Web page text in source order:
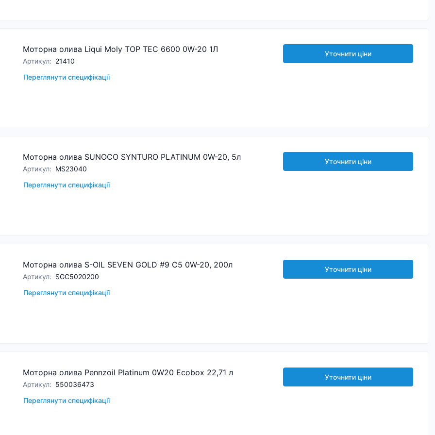
Моторна олива Liqui Moly TOP TEC 6600 0W-20 1Л
Артикул: 21410
Переглянути специфікації
Уточнити ціни
Моторна олива SUNOCO SYNTURO PLATINUM 0W-20, 5л
Артикул: MS23040
Переглянути специфікації
Уточнити ціни
Моторна олива S-OIL SEVEN GOLD #9 C5 0W-20, 200л
Артикул: SGC5020200
Переглянути специфікації
Уточнити ціни
Моторна олива Pennzoil Platinum 0W20 Ecobox 22,71 л
Артикул: 550036473
Переглянути специфікації
Уточнити ціни